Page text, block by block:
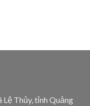
Lệ Thủy, tỉnh Quảng